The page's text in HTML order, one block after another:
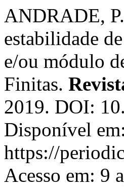
ANDRADE,
estabilidade
e/ou módulo
Finitas.
2019. DOI:
Disponível em:
https://
Acesso em: 9